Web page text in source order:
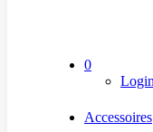
0
Accessoires